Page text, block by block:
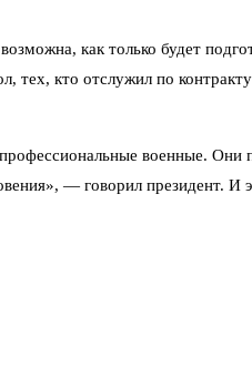
как только будет
кто отслужил по
военные. Они
— говорил президент. И